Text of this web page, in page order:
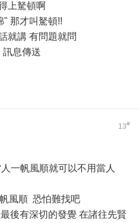
上駑頓啊
" 那才叫駑頓!!
就講 有問題就問
訊息傳送
13#
一帆風順就可以不用當人
風順 恐怕難找吧
後有深切的發覺 在諸往先賢